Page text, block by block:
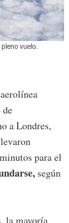
vuelo.
a Londres,
para el
según
la mayoría